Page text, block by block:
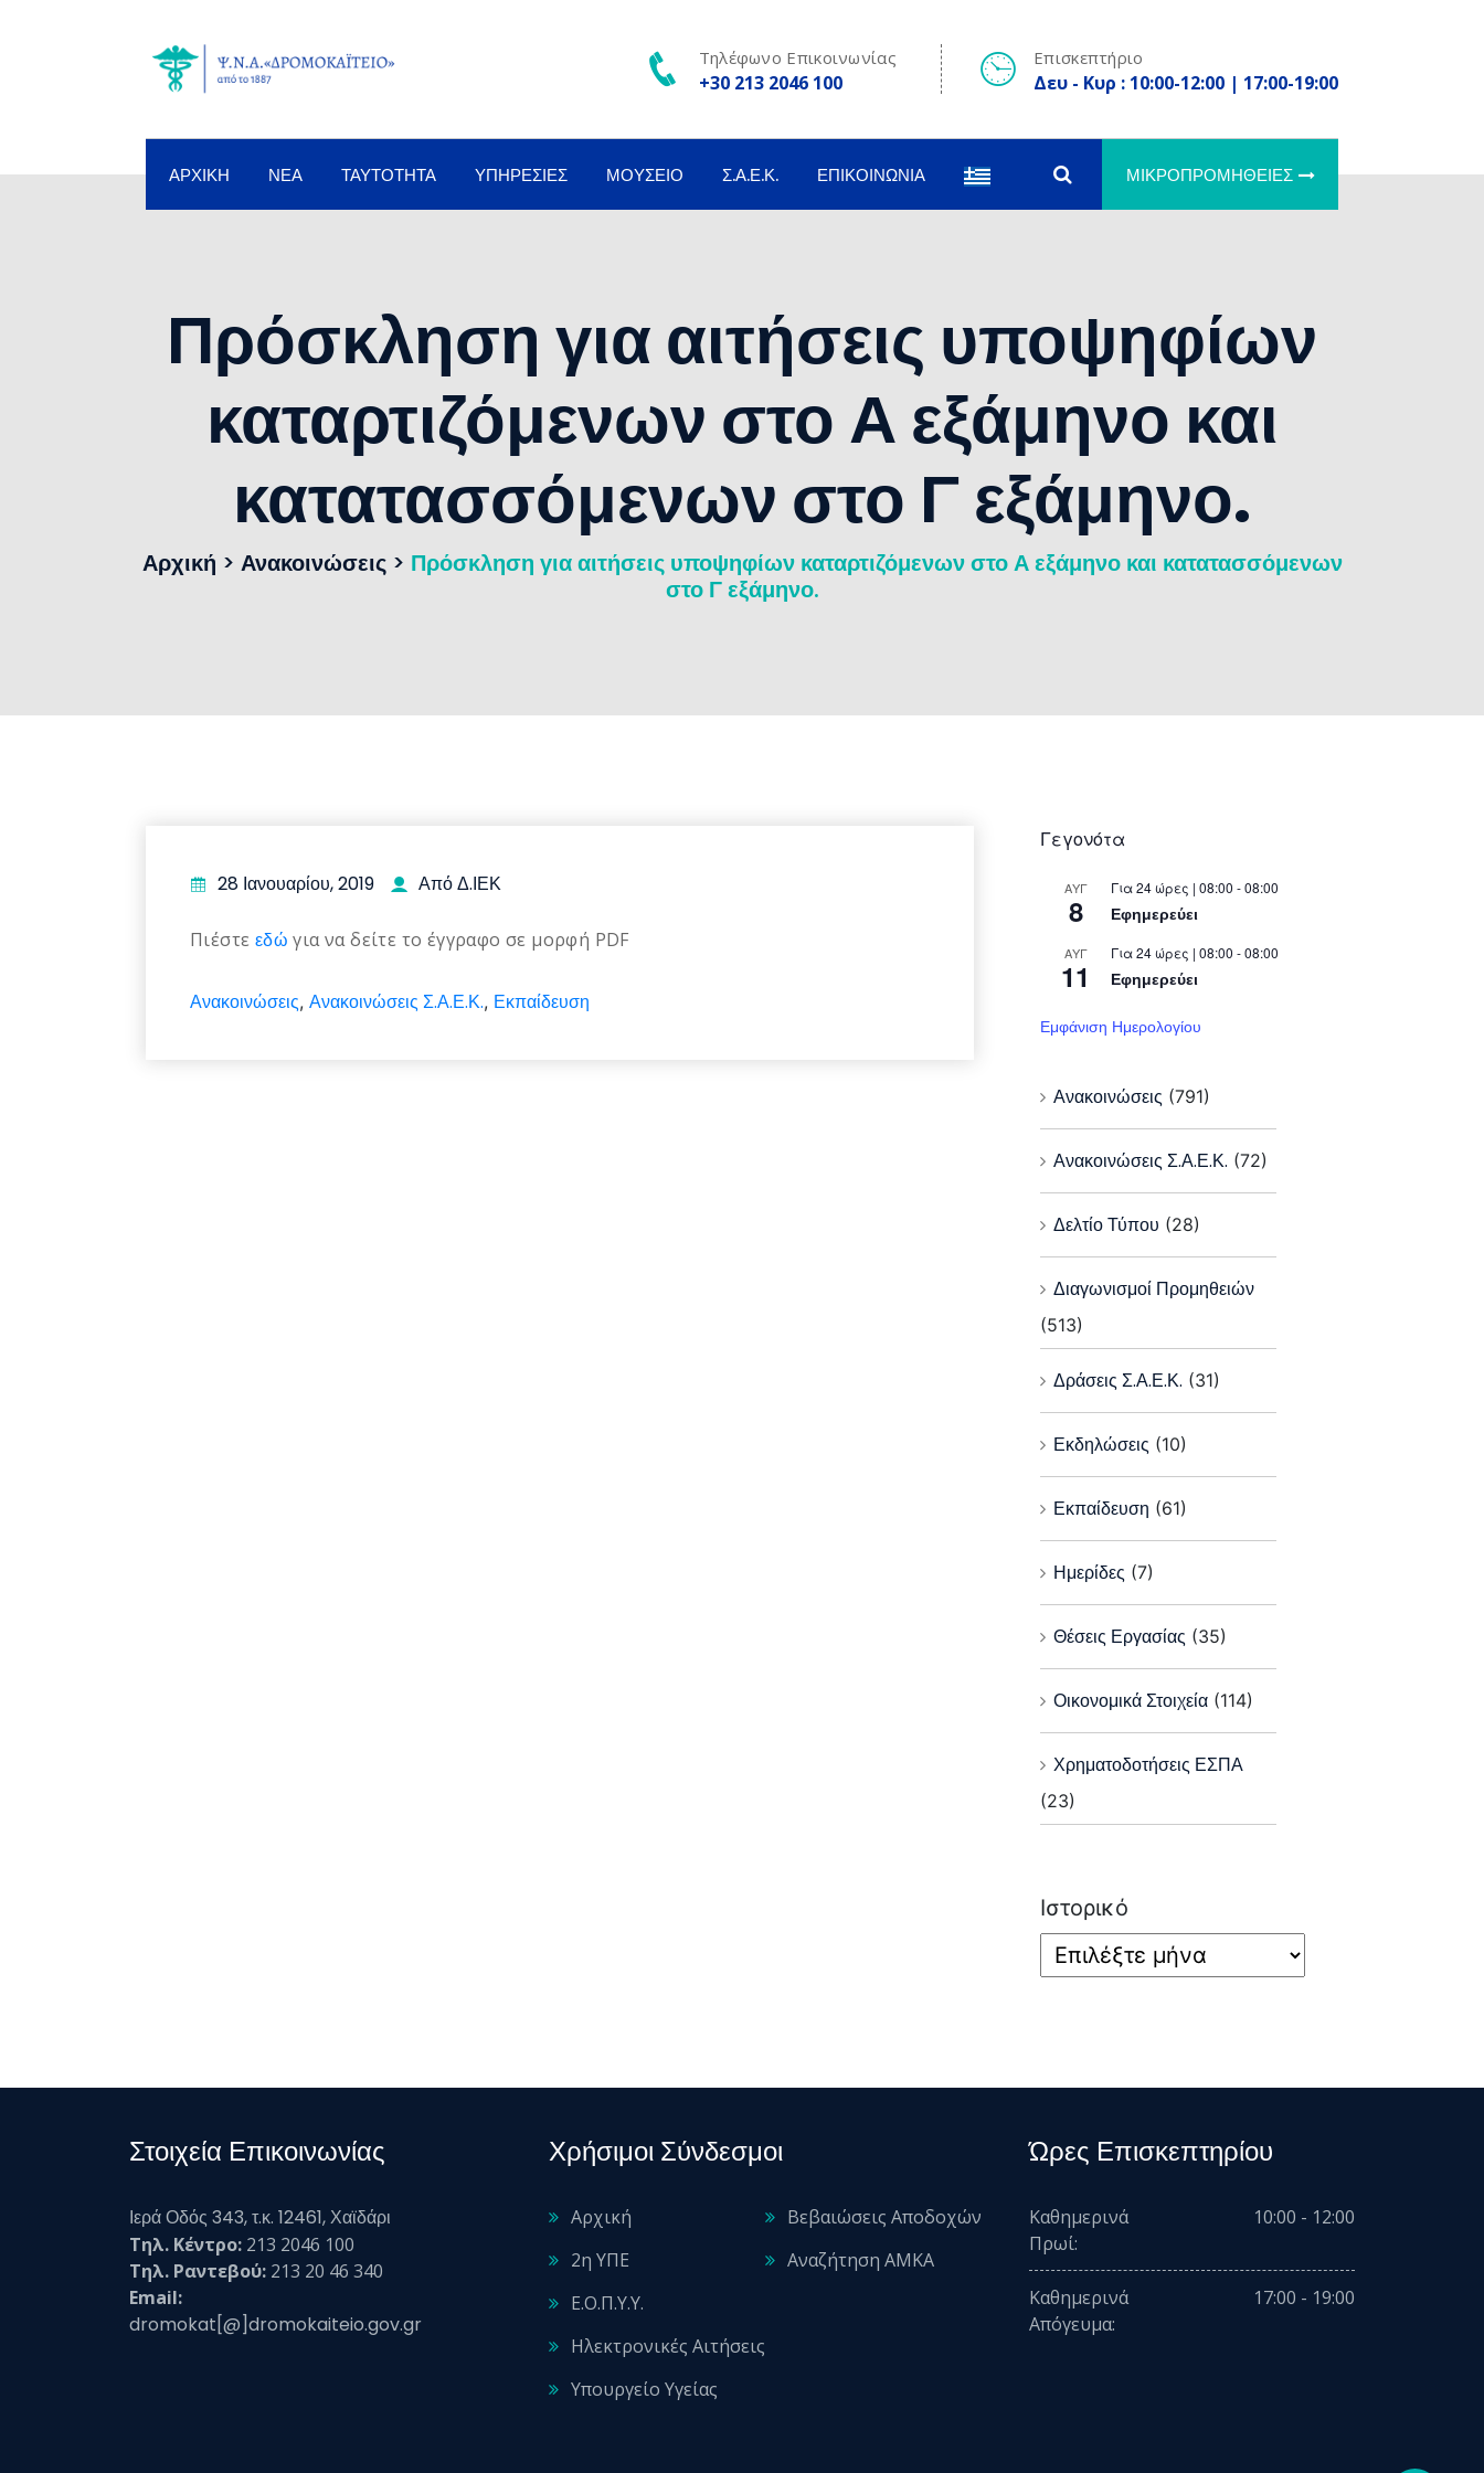
Τηλέφωνο Επικοινωνίας
+30 213 2046 100
Επισκεπτήριο
Δευ - Κυρ : 10:00-12:00 | 17:00-19:00
ΑΡΧΙΚΉ ΝΈΑ ΤΑΥΤΌΤΗΤΑ ΥΠΗΡΕΣΊΕΣ ΜΟΥΣΕΊΟ Σ.Α.Ε.Κ. ΕΠΙΚΟΙΝΩΝΊΑ ΜΙΚΡΟΠΡΟΜΉΘΕΙΕΣ
Πρόσκληση για αιτήσεις υποψηφίων
καταρτιζόμενων στο Α εξάμηνο και
κατατασσόμενων στο Γ εξάμηνο.
Αρχική > Ανακοινώσεις> Πρόσκληση για αιτήσεις υποψηφίων καταρτιζόμενων στο Α εξάμηνο και κατατασσόμενων
στο Γ εξάμηνο.
28 Ιανουαρίου, 2019 Από Δ.ΙΕΚ
Πιέστε εδώ για να δείτε το έγγραφο σε μορφή PDF
Ανακοινώσεις, Ανακοινώσεις Σ.Α.Ε.Κ., Εκπαίδευση
Γεγονότα
ΑΥΓ
8
Για 24 ώρες | 08:00 - 08:00
Εφημερεύει
ΑΥΓ
11
Για 24 ώρες | 08:00 - 08:00
Εφημερεύει
Εμφάνιση Ημερολογίου
Ανακοινώσεις (791)
Ανακοινώσεις Σ.Α.Ε.Κ. (72)
Δελτίο Τύπου (28)
Διαγωνισμοί Προμηθειών
(513)
Δράσεις Σ.Α.Ε.Κ. (31)
Εκδηλώσεις (10)
Εκπαίδευση (61)
Ημερίδες (7)
Θέσεις Εργασίας (35)
Οικονομικά Στοιχεία (114)
Χρηματοδοτήσεις ΕΣΠΑ
(23)
Ιστορικό
Στοιχεία Επικοινωνίας
Ιερά Οδός 343, τ.κ. 12461, Χαϊδάρι
Τηλ. Κέντρο: 213 2046 100
Τηλ. Ραντεβού: 213 20 46 340
Email:
dromokat[@]dromokaiteio.gov.gr
Χρήσιμοι Σύνδεσμοι
Αρχική
2η ΥΠΕ
Ε.Ο.Π.Υ.Υ.
Ηλεκτρονικές Αιτήσεις
Υπουργείο Υγείας
Βεβαιώσεις Αποδοχών
Αναζήτηση ΑΜΚΑ
Ώρες Επισκεπτηρίου
Καθημερινά
Πρωί:
10:00 - 12:00
Καθημερινά
Απόγευμα:
17:00 - 19:00